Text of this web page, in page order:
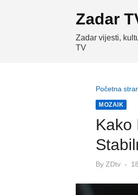
Zadar
Zadar vijesti,
TV
Početna
MOZAIK
Kako
By ZDtv